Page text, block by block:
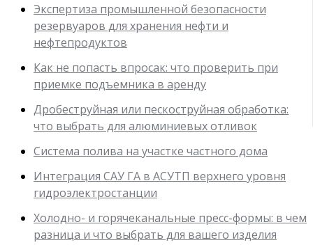
Экспертиза промышленной безопасности
резервуаров для хранения нефти и
нефтепродуктов
Как не попасть впросак: что проверить при
приемке подъемника в аренду
Дробеструйная или пескоструйная обработка:
что выбрать для алюминиевых отливок
Система полива на участке частного дома
Интеграция САУ ГА в АСУТП верхнего уровня
гидроэлектростанции
Холодно- и горячеканальные пресс-формы: в чем
разница и что выбрать для вашего изделия